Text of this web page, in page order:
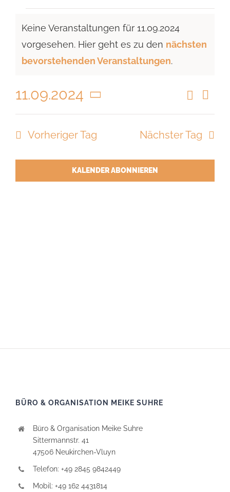
für
11.09.2024
Hinweis
Keine Veranstaltungen für 11.09.2024
vorgesehen. Hier geht es zu den nächsten
bevorstehenden Veranstaltungen.
und
Suche
Tag
11.09.2024
Datum
wählen.
Vorheriger Tag Nächster Tag
KALENDER ABONNIEREN
BÜRO & ORGANISATION MEIKE SUHRE
Büro & Organisation Meike Suhre
Sittermannstr. 41
47506 Neukirchen-Vluyn
Telefon: +49 2845 9842449
Mobil: +49 162 4431814